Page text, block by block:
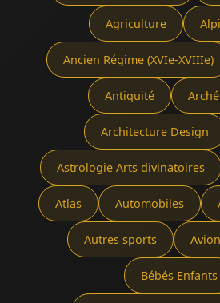
Agriculture
Ancien Régime (XVIe-XVIIIe)
Antiquité
Architecture Design
Astrologie Arts divinatoires
Atlas Automobiles
Autres sports
Bébés Enfants